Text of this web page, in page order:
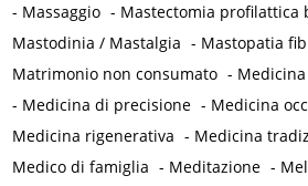
- Massaggio - Mastectomia profilattica
Mastodinia / Mastalgia - Mastopatia
Matrimonio non consumato - Medicina
- Medicina di precisione - Medicina
Medicina rigenerativa - Medicina
Medico di famiglia - Meditazione -